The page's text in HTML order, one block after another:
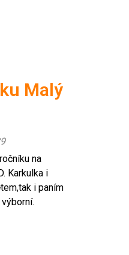
Malý
na
Karkulka i
i paním